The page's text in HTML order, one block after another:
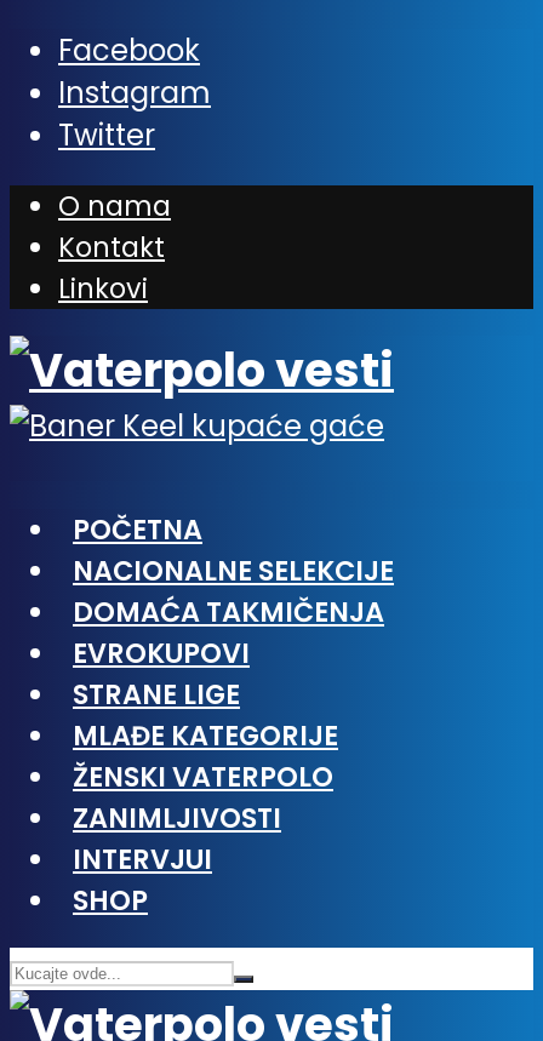
Facebook
Instagram
Twitter
O nama
Kontakt
Linkovi
POČETNA
NACIONALNE SELEKCIJE
DOMAĆA TAKMIČENJA
EVROKUPOVI
STRANE LIGE
MLAĐE KATEGORIJE
ŽENSKI VATERPOLO
ZANIMLJIVOSTI
INTERVJUI
SHOP